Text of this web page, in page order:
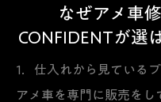
なぜアメ車
CONFIDENTが選
1．仕入れから見ているプ
アメ車を専門に販売をし